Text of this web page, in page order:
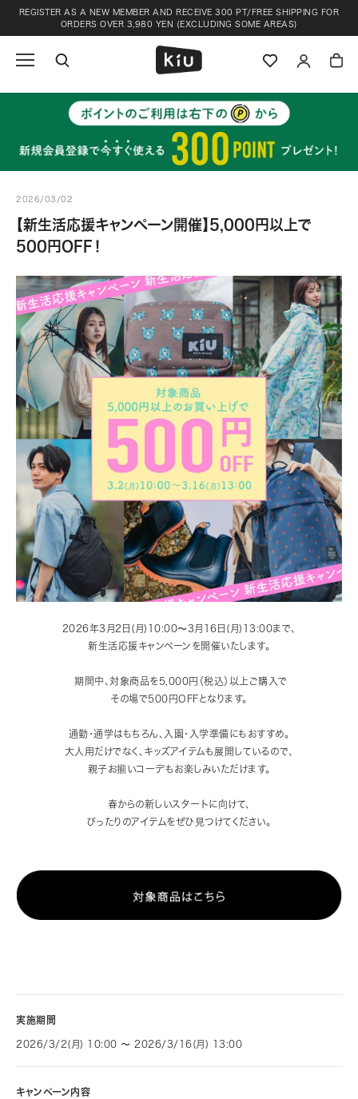
SkipREGISTER AS A NEW MEMBER AND RECEIVE 300 PT/FREE SHIPPING FOR
ORDERS OVER 3,980 YEN (EXCLUDING SOME AREAS)
2026/03/02
【新生活応援キャンペーン開催】5,000円以上で
500円OFF！
2026年3月2日(月)10:00〜3月16日(月)13:00まで、
新生活応援キャンペーンを開催いたします。
期間中、対象商品を5,000円（税込）以上ご購入で
その場で500円OFFとなります。
通勤・通学はもちろん、入園・入学準備にもおすすめ。
大人用だけでなく、キッズアイテムも展開しているので、
親子お揃いコーデもお楽しみいただけます。
春からの新しいスタートに向けて、
ぴったりのアイテムをぜひ見つけてください。
実施期間
2026/3/2(月) 10:00 〜 2026/3/16(月) 13:00
キャンペーン内容